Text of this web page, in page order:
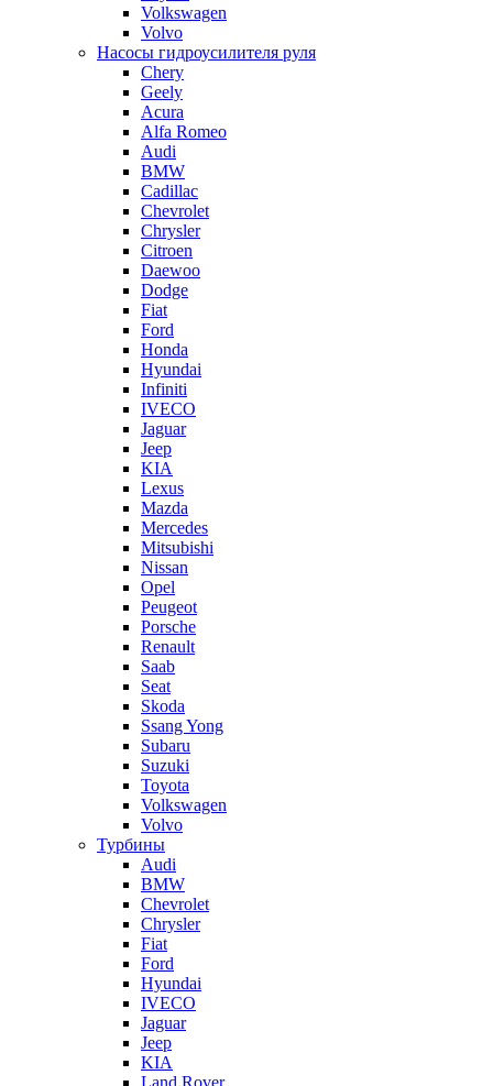
Volkswagen
Volvo
Насосы гидроусилителя руля
Chery
Geely
Acura
Alfa Romeo
Audi
BMW
Cadillac
Chevrolet
Chrysler
Citroen
Daewoo
Dodge
Fiat
Ford
Honda
Hyundai
Infiniti
IVECO
Jaguar
Jeep
KIA
Lexus
Mazda
Mercedes
Mitsubishi
Nissan
Opel
Peugeot
Porsche
Renault
Saab
Seat
Skoda
Ssang Yong
Subaru
Suzuki
Toyota
Volkswagen
Volvo
Турбины
Audi
BMW
Chevrolet
Chrysler
Fiat
Ford
Hyundai
IVECO
Jaguar
Jeep
KIA
Land Rover